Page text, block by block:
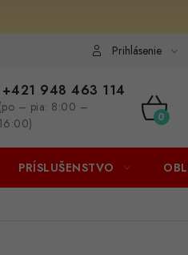
Prihlásenie
948 463 114
– pia: 8:00 –
PRÍSLUŠENSTVO